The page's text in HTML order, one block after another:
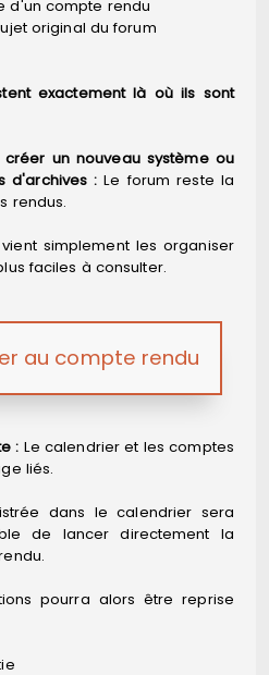
d'un compte rendu
original du forum
exactement là où ils sont
un nouveau système ou
d'archives : Le forum reste la
rendus.
simplement les organiser
faciles à consulter.
au compte rendu
: Le calendrier et les comptes
liés.
dans le calendrier sera
de lancer directement la
pourra alors être reprise